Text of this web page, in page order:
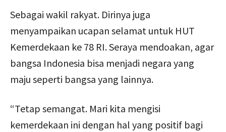
Sebagai wakil rakyat. Dirinya juga
menyampaikan ucapan selamat untuk HUT
Kemerdekaan ke 78 RI. Seraya mendoakan, agar
bangsa Indonesia bisa menjadi negara yang
maju seperti bangsa yang lainnya.
“Tetap semangat. Mari kita mengisi
kemerdekaan ini dengan hal yang positif bagi